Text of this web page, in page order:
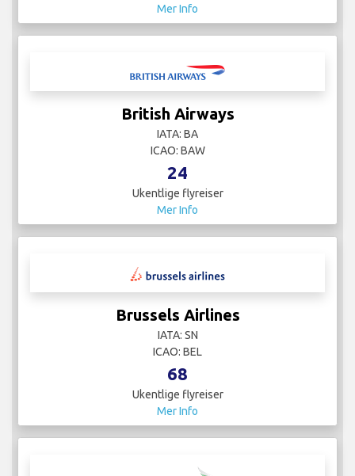
Mer Info
British Airways
IATA: BA
ICAO: BAW
24
Ukentlige flyreiser
Mer Info
Brussels Airlines
IATA: SN
ICAO: BEL
68
Ukentlige flyreiser
Mer Info